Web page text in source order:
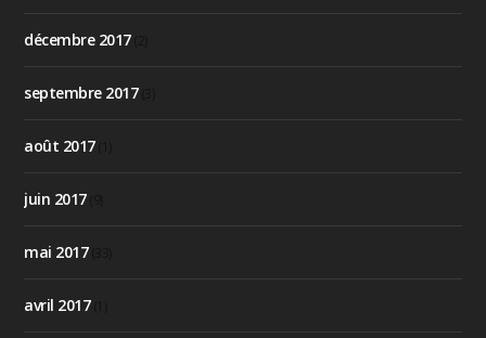
décembre 2017(2)
septembre 2017(3)
août 2017(1)
juin 2017(9)
mai 2017(33)
avril 2017(1)